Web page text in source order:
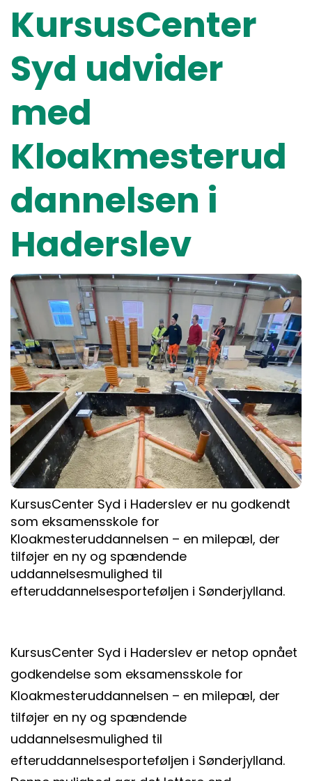
KursusCenter
Syd udvider
med
Kloakmesterud
dannelsen i
Haderslev
KursusCenter Syd i Haderslev er nu godkendt
som eksamensskole for
Kloakmesteruddannelsen – en milepæl, der
tilføjer en ny og spændende
uddannelsesmulighed til
efteruddannelsesporteføljen i Sønderjylland.
KursusCenter Syd i Haderslev er netop opnået
godkendelse som eksamensskole for
Kloakmesteruddannelsen – en milepæl, der
tilføjer en ny og spændende
uddannelsesmulighed til
efteruddannelsesporteføljen i Sønderjylland.